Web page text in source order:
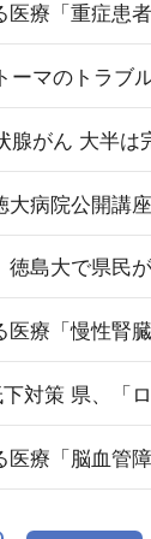
療「重症患
ーマのトラブ
がん 大半は
病院公開講
島大で県民
療「慢性腎
対策 県、「
療「脳血管